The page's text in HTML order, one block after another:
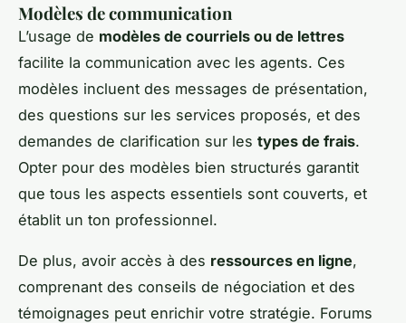
Modèles de communication
L’usage de modèles de courriels ou de lettres
facilite la communication avec les agents. Ces
modèles incluent des messages de présentation,
des questions sur les services proposés, et des
demandes de clarification sur les types de frais.
Opter pour des modèles bien structurés garantit
que tous les aspects essentiels sont couverts, et
établit un ton professionnel.
De plus, avoir accès à des ressources en ligne,
comprenant des conseils de négociation et des
témoignages peut enrichir votre stratégie. Forums